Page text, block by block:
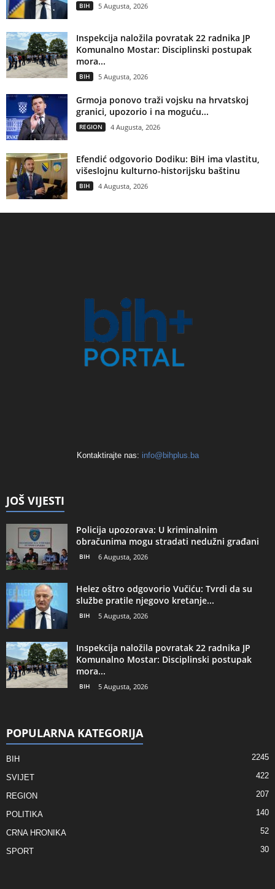
BIH 5 Augusta, 2026
Inspekcija naložila povratak 22 radnika JP
Komunalno Mostar: Disciplinski postupak
mora...
BIH 5 Augusta, 2026
Grmoja ponovo traži vojsku na hrvatskoj
granici, upozorio i na moguću...
REGION 4 Augusta, 2026
Efendić odgovorio Dodiku: BiH ima vlastitu,
višeslojnu kulturno-historijsku baštinu
BIH 4 Augusta, 2026
Kontaktirajte nas: info@bihplus.ba
JOŠ VIJESTI
Policija upozorava: U kriminalnim
obračunima mogu stradati nedužni građani
BIH 6 Augusta, 2026
Helez oštro odgovorio Vučiću: Tvrdi da su
službe pratile njegovo kretanje...
BIH 5 Augusta, 2026
Inspekcija naložila povratak 22 radnika JP
Komunalno Mostar: Disciplinski postupak
mora...
BIH 5 Augusta, 2026
POPULARNA KATEGORIJA
BIH 2245
SVIJET 422
REGION 207
POLITIKA 140
CRNA HRONIKA 52
SPORT 30